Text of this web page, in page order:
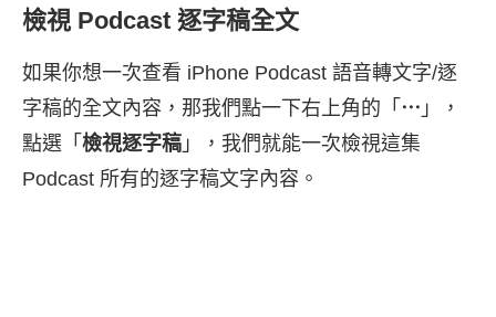
檢視 Podcast 逐字稿全文
如果你想一次查看 iPhone Podcast 語音轉文字/逐
字稿的全文內容，那我們點一下右上角的「 ⋯ 」，
點選「 檢視逐字稿 」，我們就能一次檢視這集
Podcast 所有的逐字稿文字內容。